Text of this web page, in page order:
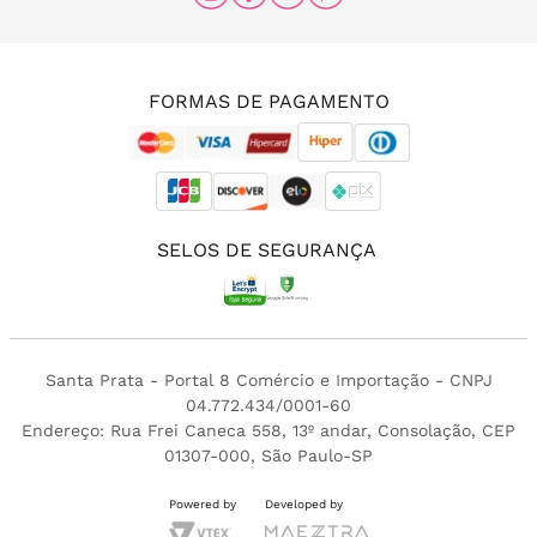
FORMAS DE PAGAMENTO
SELOS DE SEGURANÇA
Santa Prata - Portal 8 Comércio e Importação - CNPJ
04.772.434/0001-60
Endereço: Rua Frei Caneca 558, 13º andar, Consolação, CEP
01307-000, São Paulo-SP
Powered by Developed by